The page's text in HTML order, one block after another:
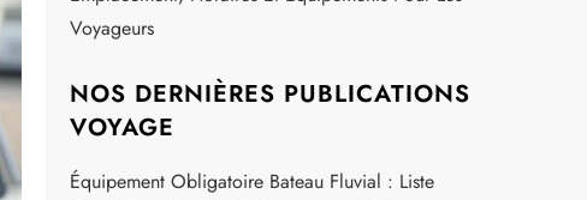
Voyageurs
NOS DERNIÈRES PUBLICATIONS
VOYAGE
Équipement Obligatoire Bateau Fluvial : Liste